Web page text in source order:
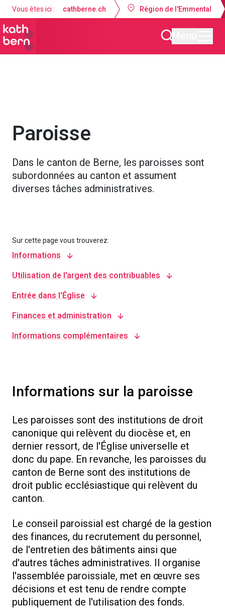
Vous êtes ici : cathberne.ch Région de l'Emmental
Paroisse
Dans le canton de Berne, les paroisses sont
subordonnées au canton et assument
diverses tâches administratives.
Sur cette page vous trouverez:
Informations
Utilisation de l'argent des contribuables
Entrée dans l'Église
Finances et administration
Informations complémentaires
Informations sur la paroisse
Les paroisses sont des institutions de droit
canonique qui relèvent du diocèse et, en
dernier ressort, de l'Église universelle et
donc du pape. En revanche, les paroisses du
canton de Berne sont des institutions de
droit public ecclésiastique qui relèvent du
canton.
Le conseil paroissial est chargé de la gestion
des finances, du recrutement du personnel,
de l'entretien des bâtiments ainsi que
d'autres tâches administratives. Il organise
l'assemblée paroissiale, met en œuvre ses
décisions et est tenu de rendre compte
publiquement de l'utilisation des fonds.